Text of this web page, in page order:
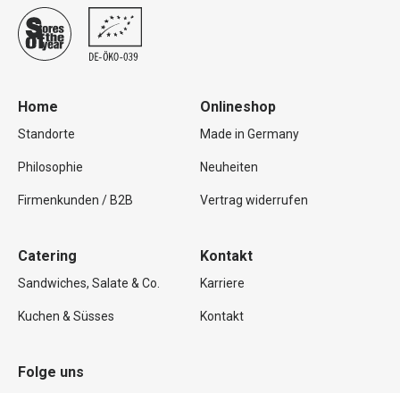
Home
Standorte
Philosophie
Firmenkunden / B2B
Onlineshop
Made in Germany
Neuheiten
Vertrag widerrufen
Catering
Sandwiches, Salate & Co.
Kuchen & Süsses
Kontakt
Karriere
Kontakt
Folge uns